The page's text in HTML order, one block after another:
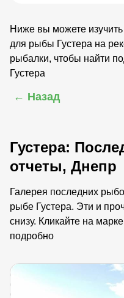
Ниже вы можете
для рыбы Густера на
рыбалки, чтобы найти
Густера
← Назад
Густера:
отчеты, Днепр
Галерея последних
рыбе Густера. Эти и
снизу. Кликайте на
подробно